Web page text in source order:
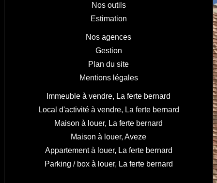
Nos outils
Estimation
Nos agences
Gestion
Plan du site
Mentions légales
Immeuble à vendre, La ferte bernard
Local d'activité à vendre, La ferte bernard
Maison à louer, La ferte bernard
Maison à louer, Aveze
Appartement à louer, La ferte bernard
Parking / box à louer, La ferte bernard